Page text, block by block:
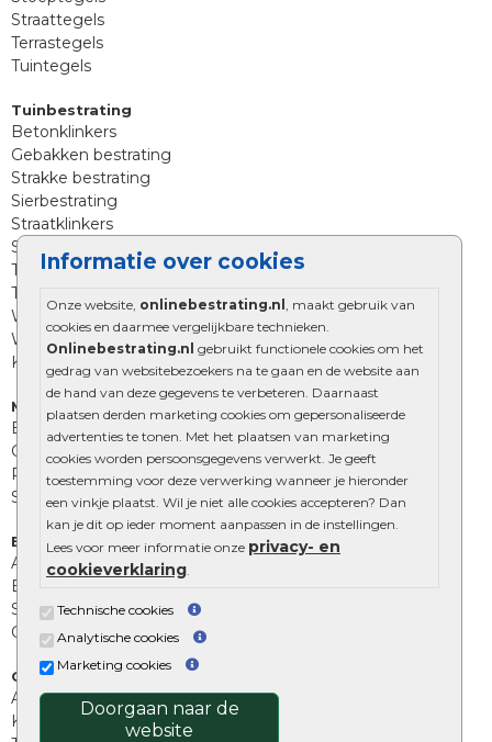
Informatie over cookies
Onze website, onlinebestrating.nl , maakt gebruik van
cookies en daarmee vergelijkbare technieken.
Onlinebestrating.nl gebruikt functionele cookies om het
gedrag van websitebezoekers na te gaan en de website aan
de hand van deze gegevens te verbeteren. Daarnaast
plaatsen derden marketing cookies om gepersonaliseerde
advertenties te tonen. Met het plaatsen van marketing
cookies worden persoonsgegevens verwerkt. Je geeft
toestemming voor deze verwerking wanneer je hieronder
een vinkje plaatst. Wil je niet alle cookies accepteren? Dan
kan je dit op ieder moment aanpassen in de instellingen.
Lees voor meer informatie onze privacy- en
cookieverklaring
Technische cookies
Analytische cookies
Marketing cookies
Doorgaan naar de
website
Straattegels
Terrastegels
Tuintegels
Tuinbestrating
Betonklinkers
Gebakken bestrating
Strakke bestrating
Sierbestrating
Straatklinkers
Straatstenen
Trommelstenen
Tuinstenen
Waalformaat
Wildverband bestrating
Kingstones
Muurelementen
Betonbielzen
Opsluitbanden
Palissades
Stapelblokken
Extra benodigdheden
Afwatering en diversen
Beplantings en betonelementen
Split, grind en zand
Oprit tegels
Overig
Aanbiedingen
Kunstgras